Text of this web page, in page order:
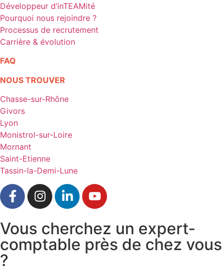
Développeur d’inTEAMité
Pourquoi nous rejoindre ?
Processus de recrutement
Carrière & évolution
FAQ
NOUS TROUVER
Chasse-sur-Rhône
Givors
Lyon
Monistrol-sur-Loire
Mornant
Saint-Etienne
Tassin-la-Demi-Lune
Vous cherchez un expert-
comptable près de chez vous
?